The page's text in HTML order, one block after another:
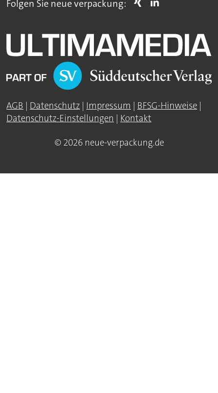
Folgen Sie neue verpackung:
AGB | Datenschutz | Impressum | BFSG-Hinweise |
Datenschutz-Einstellungen | Kontakt
© 2026 neue-verpackung.de